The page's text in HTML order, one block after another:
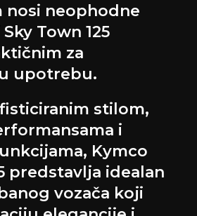
nosi neophodne
Town 125
za
upotrebu.
stilom,
i
Kymco
predstavlja idealan
vozača koji